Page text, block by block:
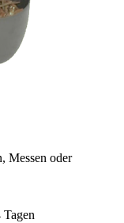
Messen oder